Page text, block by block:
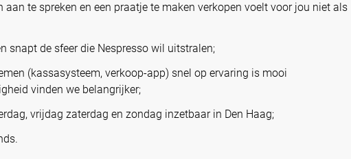
te spreken en een praatje te maken verkopen voelt voor jou niet als
snapt de sfeer die Nespresso wil uitstralen;
(kassasysteem, verkoop-app) snel op ervaring is mooi
vinden we belangrijker;
vrijdag zaterdag en zondag inzetbaar in Den Haag;